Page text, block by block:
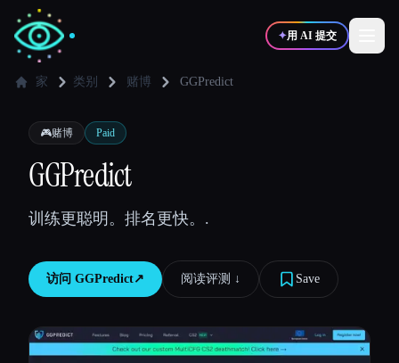
✦用 AI 提交
✍️写作者
💻
博客
家 类别 赌博 GGPredict
🎮赌博 Paid
GGPredict
训练更聪明。排名更快。.
访问 GGPredict↗︎ 阅读评测 ↓︎ Save